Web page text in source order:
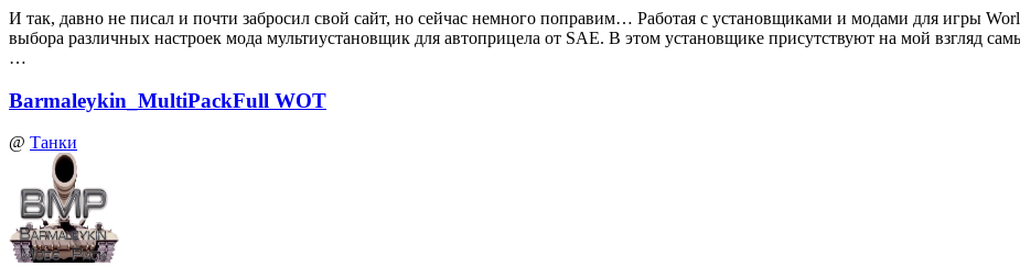
И так, давно не писал и почти забросил свой сайт, но сейчас немного поправим… Работая с установщиками и модами для игры
выбора различных настроек мода мультиустановщик для автоприцела от SAE. В этом установщике присутствуют на мой взгляд
…
Barmaleykin_MultiPackFull WOT
@ Танки